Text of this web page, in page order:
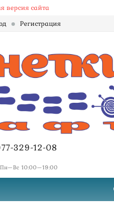
версия сайта
Регистрация
329-12-08
Пн—Вс 10:00—19:00